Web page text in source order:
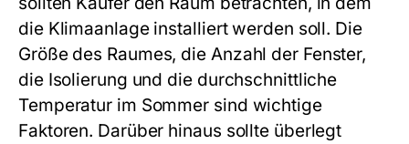
die Klimaanlage installiert werden soll. Die
Größe des Raumes, die Anzahl der Fenster,
die Isolierung und die durchschnittliche
Temperatur im Sommer sind wichtige
Faktoren. Darüber hinaus sollte überlegt